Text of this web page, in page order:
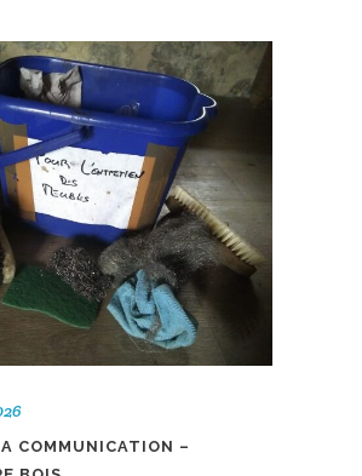
COMMUNICATION –